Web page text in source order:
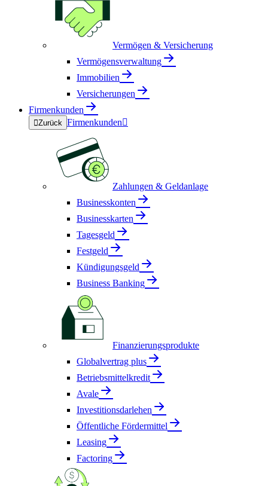
Vermögen & Versicherung
Vermögensverwaltung
Immobilien
Versicherungen
Firmenkunden
Zurück Firmenkunden
Zahlungen & Geldanlage
Businesskonten
Businesskarten
Tagesgeld
Festgeld
Kündigungsgeld
Business Banking
Finanzierungsprodukte
Globalvertrag plus
Betriebsmittelkredit
Avale
Investitionsdarlehen
Öffentliche Fördermittel
Leasing
Factoring